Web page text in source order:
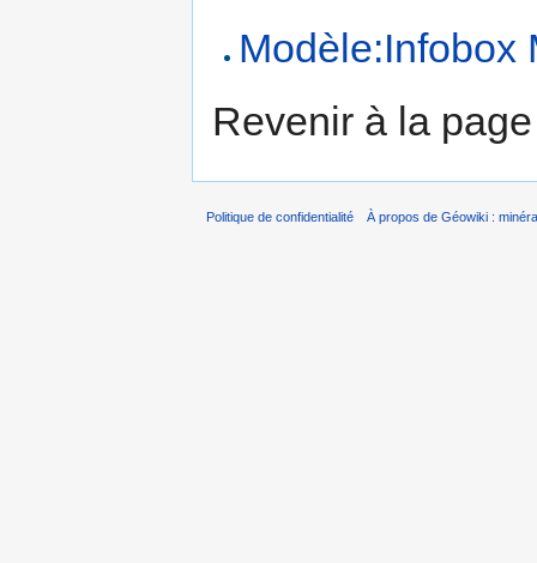
Modèle:Infobox
Revenir à la
Politique de confidentialité À propos de Géowiki :